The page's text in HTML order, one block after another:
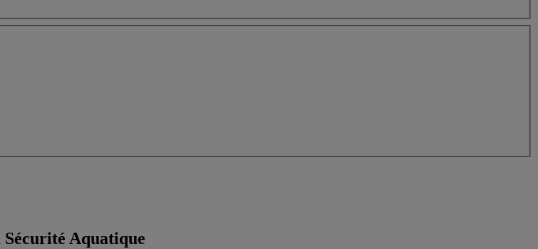
Sécurité Aquatique